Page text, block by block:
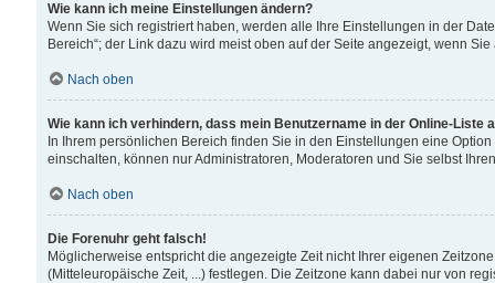
Wie kann ich meine Einstellungen ändern?
Wenn Sie sich registriert haben, werden alle Ihre Einstellungen in der
Bereich“; der Link dazu wird meist oben auf der Seite angezeigt, wenn
Nach oben
Wie kann ich verhindern, dass mein Benutzername in der Online-Liste
In Ihrem persönlichen Bereich finden Sie in den Einstellungen eine
einschalten, können nur Administratoren, Moderatoren und Sie selbst
Nach oben
Die Forenuhr geht falsch!
Möglicherweise entspricht die angezeigte Zeit nicht Ihrer eigenen
(Mitteleuropäische Zeit, ...) festlegen. Die Zeitzone kann dabei nur von